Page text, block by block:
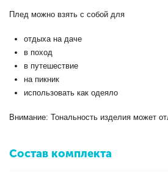
Плед можно взять с собой для
отдыха на даче
в поход
в путешествие
на пикник
использовать как одеяло
Внимание: Тональность изделия может
Состав комплекта